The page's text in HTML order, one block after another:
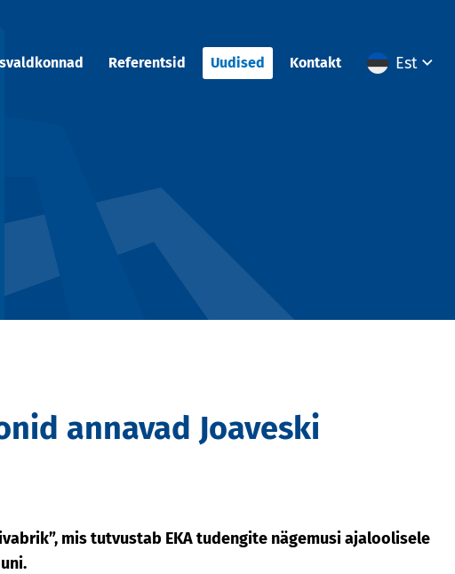
Referentsid Uudised Kontakt Est
annavad Joaveski
mis tutvustab EKA tudengite nägemusi ajaloolisele